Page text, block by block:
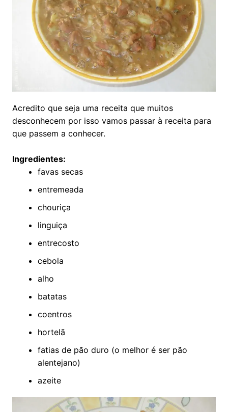
Acredito que seja uma receita que muitos
desconhecem por isso vamos passar à receita para
que passem a conhecer.
Ingredientes:
favas secas
entremeada
chouriça
linguiça
entrecosto
cebola
alho
batatas
coentros
hortelã
fatias de pão duro (o melhor é ser pão
alentejano)
azeite